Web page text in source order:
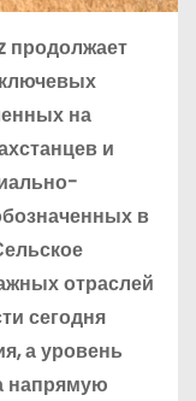
продолжает
на
и
в
отраслей
сегодня
а уровень
напрямую